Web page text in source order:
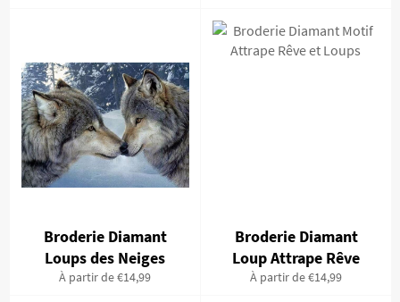
Broderie Diamant
Loups des Neiges
À partir de €14,99
Broderie Diamant
Loup Attrape Rêve
À partir de €14,99